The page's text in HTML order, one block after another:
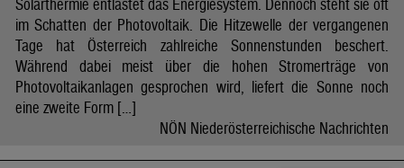
Solarthermie entlastet das Energiesystem. Dennoch steht sie oft
im Schatten der Photovoltaik. Die Hitzewelle der vergangenen
Tage hat Österreich zahlreiche Sonnenstunden beschert.
Während dabei meist über die hohen Stromerträge von
Photovoltaikanlagen gesprochen wird, liefert die Sonne noch
eine zweite Form […]
NÖN Niederösterreichische Nachrichten